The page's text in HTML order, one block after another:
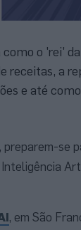
como o 'rei'
a
e até
se
, em São